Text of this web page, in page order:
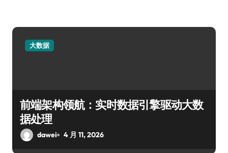
大数据
前端架构领航：实时数据引擎驱动大数
据处理
dawei 4 月 11, 2026